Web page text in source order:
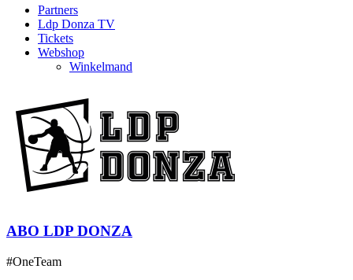
Partners
Ldp Donza TV
Tickets
Webshop
Winkelmand
ABO LDP DONZA
#OneTeam